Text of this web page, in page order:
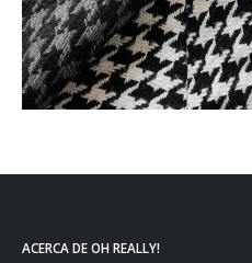
ACERCA DE OH REALLY!